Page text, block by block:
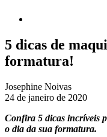
5 dicas de
formatura!
Josephine Noivas
24 de janeiro de 2020
Confira 5 dicas incríveis
o dia da sua formatura.